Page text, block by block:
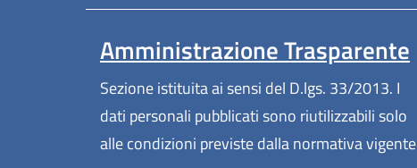
Amministrazione Trasparente
Sezione istituita ai sensi del D.lgs. 33/2013. I
dati personali pubblicati sono riutilizzabili solo
alle condizioni previste dalla normativa vigente